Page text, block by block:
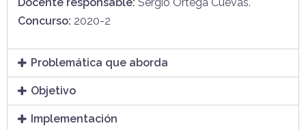
Concurso: 2020-2
Problemática que aborda
Objetivo
Implementación